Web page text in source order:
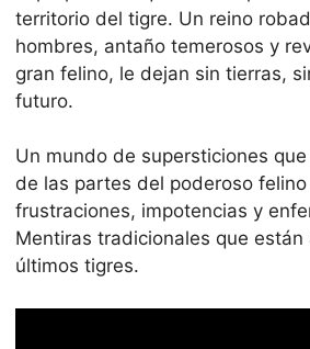
territorio del tigre. Un reino
hombres, antaño temerosos y
gran felino, le dejan sin tierras,
futuro.
Un mundo de supersticiones
de las partes del poderoso
frustraciones, impotencias y
Mentiras tradicionales que
últimos tigres.